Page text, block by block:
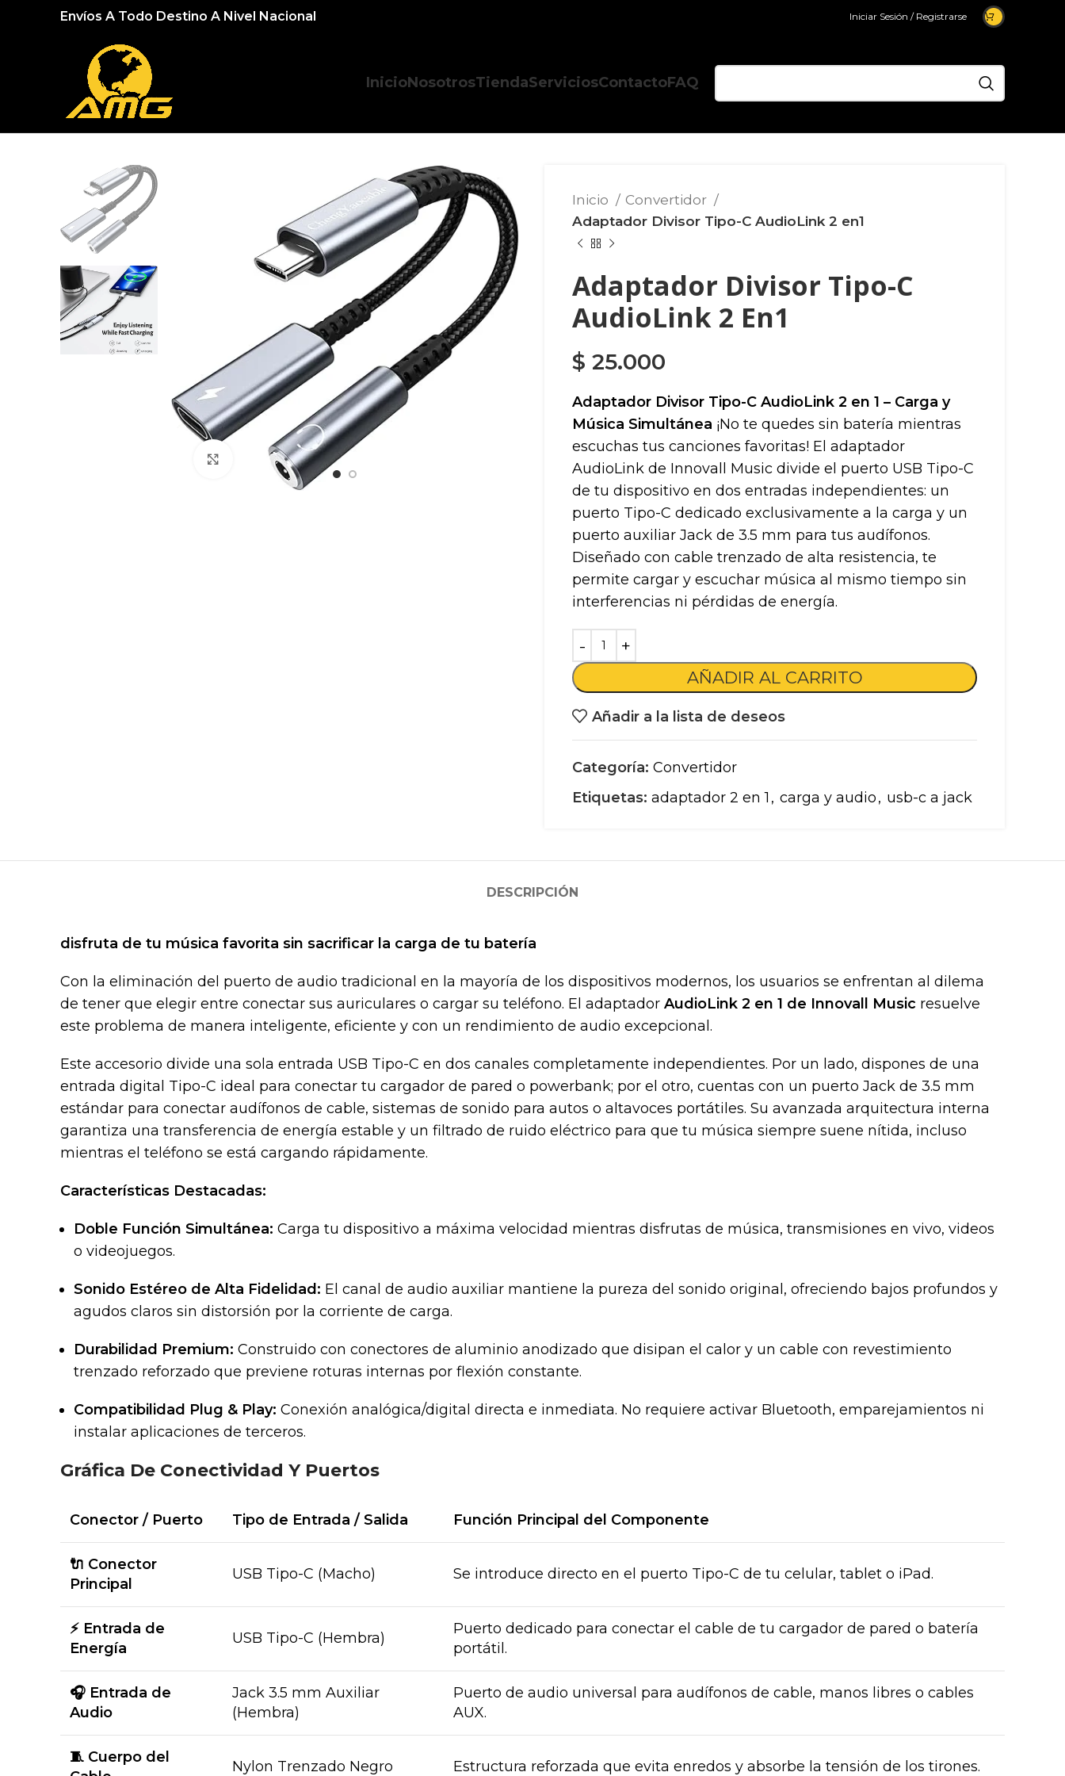
Envíos A Todo Destino A Nivel Nacional Iniciar Sesión / Registrarse
InicioNosotrosTiendaServiciosContactoFAQ
Click para agrandar
Inicio
Convertidor
Adaptador Divisor Tipo-C AudioLink 2 en1
Adaptador Divisor Tipo-C
AudioLink 2 En1
$ 25.000
Adaptador Divisor Tipo-C AudioLink 2 en 1 – Carga y
Música Simultánea ¡No te quedes sin batería mientras
escuchas tus canciones favoritas! El adaptador
AudioLink de Innovall Music divide el puerto USB Tipo-C
de tu dispositivo en dos entradas independientes: un
puerto Tipo-C dedicado exclusivamente a la carga y un
puerto auxiliar Jack de 3.5 mm para tus audífonos.
Diseñado con cable trenzado de alta resistencia, te
permite cargar y escuchar música al mismo tiempo sin
interferencias ni pérdidas de energía.
AÑADIR AL CARRITO
Añadir a la lista de deseos
Categoría: Convertidor
Etiquetas: adaptador 2 en 1 , carga y audio, usb-c a jack
DESCRIPCIÓN
disfruta de tu música favorita sin sacrificar la carga de tu batería
Con la eliminación del puerto de audio tradicional en la mayoría de los dispositivos modernos, los usuarios se enfrentan al dilema
de tener que elegir entre conectar sus auriculares o cargar su teléfono. El adaptador AudioLink 2 en 1 de Innovall Music resuelve
este problema de manera inteligente, eficiente y con un rendimiento de audio excepcional.
Este accesorio divide una sola entrada USB Tipo-C en dos canales completamente independientes. Por un lado, dispones de una
entrada digital Tipo-C ideal para conectar tu cargador de pared o powerbank; por el otro, cuentas con un puerto Jack de 3.5 mm
estándar para conectar audífonos de cable, sistemas de sonido para autos o altavoces portátiles. Su avanzada arquitectura interna
garantiza una transferencia de energía estable y un filtrado de ruido eléctrico para que tu música siempre suene nítida, incluso
mientras el teléfono se está cargando rápidamente.
Características Destacadas:
Doble Función Simultánea: Carga tu dispositivo a máxima velocidad mientras disfrutas de música, transmisiones en vivo, videos
o videojuegos.
Sonido Estéreo de Alta Fidelidad: El canal de audio auxiliar mantiene la pureza del sonido original, ofreciendo bajos profundos y
agudos claros sin distorsión por la corriente de carga.
Durabilidad Premium: Construido con conectores de aluminio anodizado que disipan el calor y un cable con revestimiento
trenzado reforzado que previene roturas internas por flexión constante.
Compatibilidad Plug & Play: Conexión analógica/digital directa e inmediata. No requiere activar Bluetooth, emparejamientos ni
instalar aplicaciones de terceros.
Gráfica De Conectividad Y Puertos
Conector / Puerto Tipo de Entrada / Salida Función Principal del Componente
🔌 Conector
Principal
USB Tipo-C (Macho) Se introduce directo en el puerto Tipo-C de tu celular, tablet o iPad.
⚡ Entrada de
Energía
USB Tipo-C (Hembra)
Puerto dedicado para conectar el cable de tu cargador de pared o batería
portátil.
🎧 Entrada de
Audio
Jack 3.5 mm Auxiliar
(Hembra)
Puerto de audio universal para audífonos de cable, manos libres o cables
AUX.
🧵 Cuerpo del
Nylon Trenzado Negro Estructura reforzada que evita enredos y absorbe la tensión de los tirones.